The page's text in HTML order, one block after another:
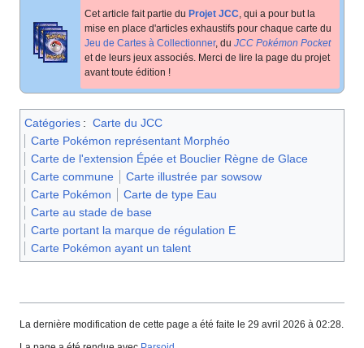
Cet article fait partie du Projet JCC , qui a pour but la
mise en place d'articles exhaustifs pour chaque carte du
Jeu de Cartes à Collectionner, du JCC Pokémon Pocket
et de leurs jeux associés. Merci de lire la page du projet
avant toute édition !
Catégories : Carte du JCC
Carte Pokémon représentant Morphéo
Carte de l'extension Épée et Bouclier Règne de Glace
Carte commune
Carte illustrée par sowsow
Carte Pokémon
Carte de type Eau
Carte au stade de base
Carte portant la marque de régulation E
Carte Pokémon ayant un talent
La dernière modification de cette page a été faite le 29 avril 2026 à 02:28.